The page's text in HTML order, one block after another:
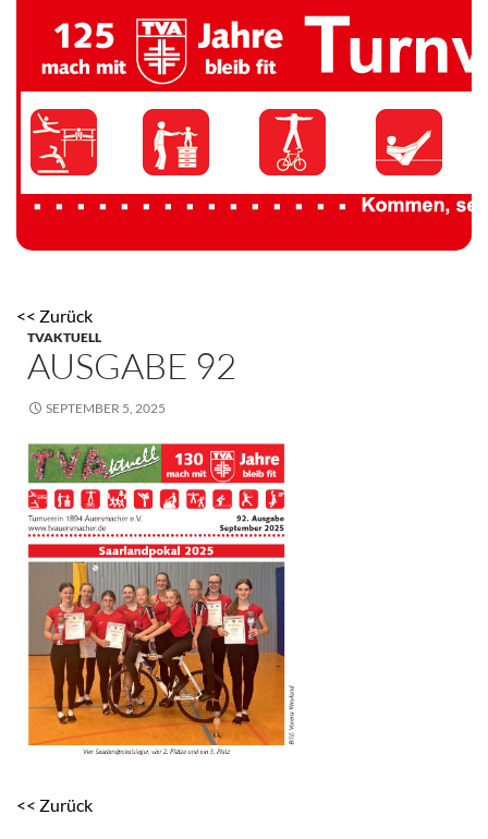
TV 1894 Auersmacher
<< Zurück
TVAKTUELL
AUSGABE 92
SEPTEMBER 5, 2025
<< Zurück